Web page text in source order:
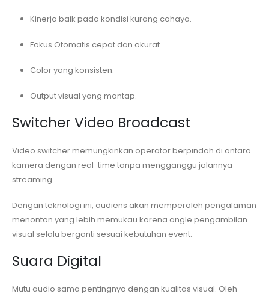
Kinerja baik pada kondisi kurang cahaya.
Fokus Otomatis cepat dan akurat.
Color yang konsisten.
Output visual yang mantap.
Switcher Video Broadcast
Video switcher memungkinkan operator berpindah di antara
kamera dengan real-time tanpa mengganggu jalannya
streaming.
Dengan teknologi ini, audiens akan memperoleh pengalaman
menonton yang lebih memukau karena angle pengambilan
visual selalu berganti sesuai kebutuhan event.
Suara Digital
Mutu audio sama pentingnya dengan kualitas visual. Oleh